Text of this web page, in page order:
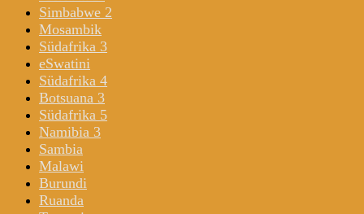
Simbabwe 2
Mosambik
Südafrika 3
eSwatini
Südafrika 4
Botsuana 3
Südafrika 5
Namibia 3
Sambia
Malawi
Burundi
Ruanda